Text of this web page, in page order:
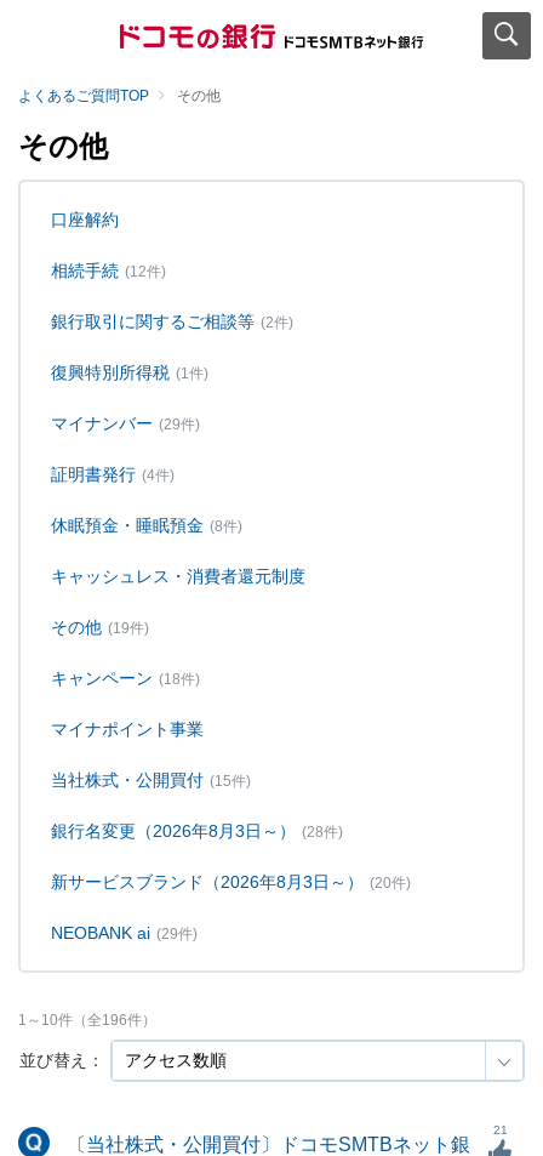
よくあるご質問TOP その他
その他
口座解約
相続手続 (12件)
銀行取引に関するご相談等 (2件)
復興特別所得税 (1件)
マイナンバー (29件)
証明書発行 (4件)
休眠預金・睡眠預金 (8件)
キャッシュレス・消費者還元制度
その他 (19件)
キャンペーン (18件)
マイナポイント事業
当社株式・公開買付 (15件)
銀行名変更（2026年8月3日～） (28件)
新サービスブランド（2026年8月3日～） (20件)
NEOBANK ai (29件)
並び替え：
1 ～ 10件（全196件）
〔当社株式・公開買付〕ドコモSMTBネット銀
21